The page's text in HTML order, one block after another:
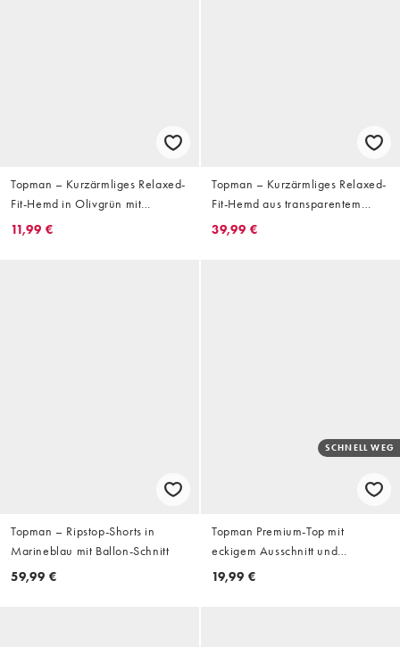
Topman – Kurzärmliges Relaxed-
Fit-Hemd in Olivgrün mit
Fischgrätmuster und Cropped-
11,99 €
Topman – Kurzärmliges Relaxed-
Fit-Hemd aus transparentem
Ripstop in Weiß mit Cropped-
39,99 €
Topman – Ripstop-Shorts in
Marineblau mit Ballon-Schnitt
59,99 €
SCHNELL WEG
Topman Premium-Top mit
eckigem Ausschnitt und
Rippstruktur in Weiß
19,99 €